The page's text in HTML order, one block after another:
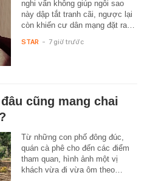
nghi vấn không giúp ngôi sao
này dập tắt tranh cãi, ngược lại
còn khiến cư dân mạng đặt ra…
STAR - 7 giờ trước
cũng mang chai
Từ những con phố đông đúc,
quán cà phê cho đến các điểm
tham quan, hình ảnh một vị
khách vừa đi vừa ôm theo…